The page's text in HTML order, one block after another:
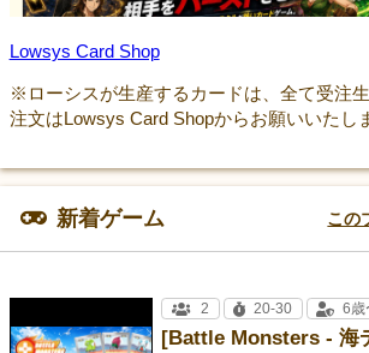
Lowsys Card Shop
※ローシスが生産するカードは、全て受注
注文はLowsys Card Shopからお願いいたし
新着ゲーム この
[Battle Monsters - 海
2 20-30 6歳